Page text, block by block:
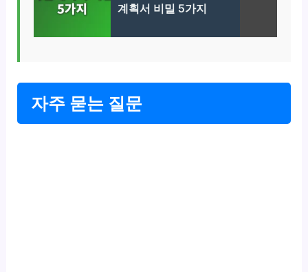
계획서 비밀 5가지
자주 묻는 질문